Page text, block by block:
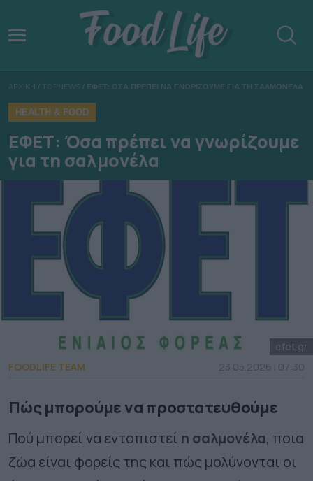
ΑΡΧΙΚΗ / TOPNEWS / ΕΦΕΤ: ΟΣΑ ΠΡΕΠΕΙ ΝΑ ΓΝΩΡΙΖΟΥΜΕ ΓΙΑ ΤΗ ΣΑΛΜΟΝΕΛΑ
HEALTH & FOOD
ΕΦΕΤ: Όσα πρέπει να γνωρίζουμε
για τη σαλμονέλα
efet.gr
FOODLIFE TEAM
23.05.2026 | 07:30
Πώς μπορούμε να προστατευθούμε
Πού μπορεί να εντοπιστεί η σαλμονέλα, ποια
ζώα είναι φορείς της και πώς μολύνονται οι